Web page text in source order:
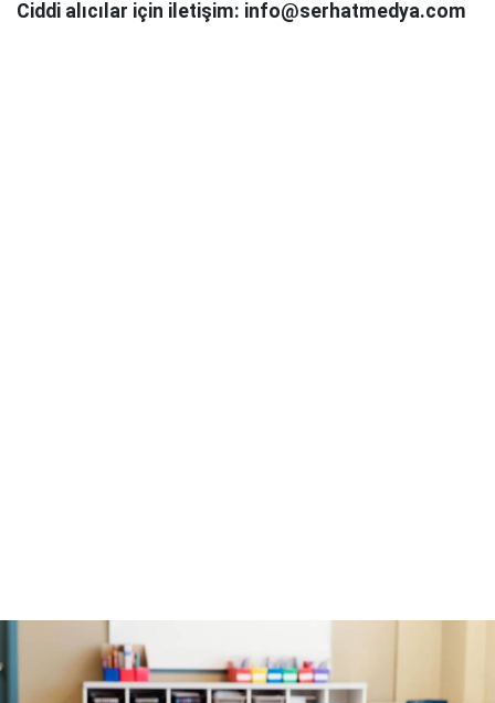
Ciddi alıcılar için iletişim: info@serhatmedya.com